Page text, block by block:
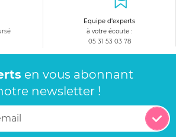
Equipe d'experts
à votre écoute :
05 31 53 03 78
en vous abonnant
newsletter !